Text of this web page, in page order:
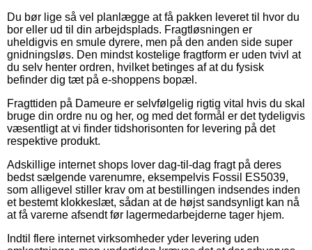
Du bør lige så vel planlægge at få pakken leveret til hvor du
bor eller ud til din arbejdsplads. Fragtløsningen er
uheldigvis en smule dyrere, men på den anden side super
gnidningsløs. Den mindst kostelige fragtform er uden tvivl at
du selv henter ordren, hvilket betinges af at du fysisk
befinder dig tæt på e-shoppens bopæl.
Fragttiden på Dameure er selvfølgelig rigtig vital hvis du skal
bruge din ordre nu og her, og med det formål er det tydeligvis
væsentligt at vi finder tidshorisonten for levering på det
respektive produkt.
Adskillige internet shops lover dag-til-dag fragt på deres
bedst sælgende varenumre, eksempelvis Fossil ES5039,
som alligevel stiller krav om at bestillingen indsendes inden
et bestemt klokkeslæt, sådan at de højst sandsynligt kan nå
at få varerne afsendt før lagermedarbejderne tager hjem.
Indtil flere internet virksomheder yder levering uden